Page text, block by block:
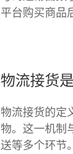
平台购买商品
物流接货
物流接货的定
物。这一机制
送等多个环节